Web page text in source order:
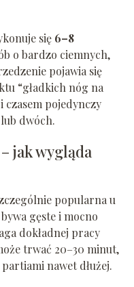
się 6–8
o bardzo ciemnych,
pojawia się
“gładkich nóg na
czasem pojedynczy
dwóch.
jak wygląda
popularna u
gęste i mocno
dokładnej pracy
trwać 20–30 minut,
nawet dłużej.